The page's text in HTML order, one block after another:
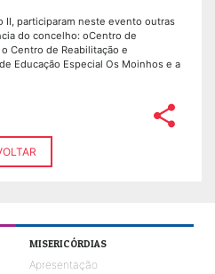
II, participaram neste evento outras
do concelho: oCentro de
Centro de Reabilitação e
Educação Especial Os Moinhos e a
share
MISERICÓRDIAS
Apresentação